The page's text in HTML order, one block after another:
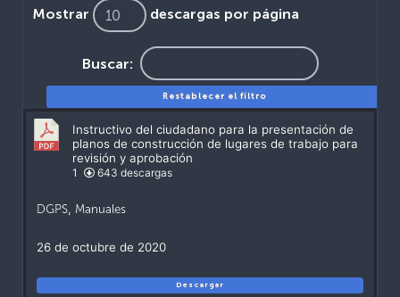
Mostrar descargas por página
Buscar:
Restablecer el filtro
Instructivo del ciudadano para la presentación de
planos de construcción de lugares de trabajo para
revisión y aprobación
1 643 descargas
DGPS, Manuales
26 de octubre de 2020
Descargar